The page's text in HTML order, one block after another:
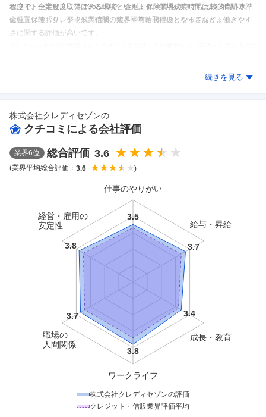
程度で、一定程度取得できる環境といえます。平均残業時間は16.3時間で、
金融・保険「クレジット・信販」業界平均と同程度となっております。
ホワイト企業度スコアは35/100で、金融・保険業界の中でも比較的高い水準
に位置しており、平均残業時間の短さや有給取得のしやすさなど、働きやす
さに関する評価が高いです。
続きを見る
株式会社クレディセゾンの
クチコミによる会社評価
業界6位 総合評価 3.6
(業界平均総合評価： 3.6 )
仕事のやりがい
給与・昇給
成長・教育
ワークライフ
職場の
人間関係
経営・雇用の
安定性
株式会社クレディセゾンの評価
クレジット・信販業界評価平均